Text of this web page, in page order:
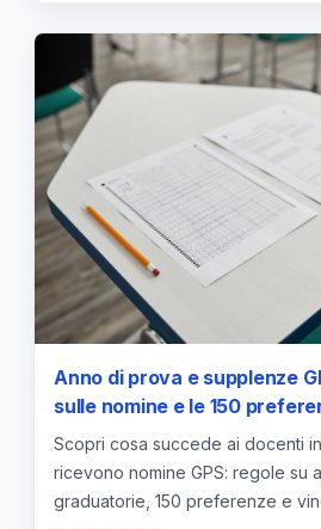
Anno di prova e supplenze
sulle nomine e le 150
Scopri cosa succede ai docenti
ricevono nomine GPS: regole su
graduatorie, 150 preferenze e